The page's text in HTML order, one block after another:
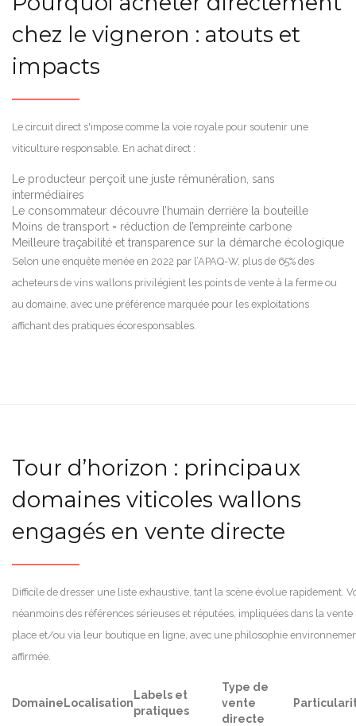
chez le vigneron : atouts et
impacts
Le circuit direct s'impose comme la voie royale pour soutenir une
viticulture responsable. En achat direct :
Le producteur perçoit une juste rémunération, sans
intermédiaires
Le consommateur découvre l’humain derrière la bouteille
Moins de transport = réduction de l’empreinte carbone
Meilleure traçabilité et transparence sur la démarche écologique
Selon une enquête menée en 2022 par l’APAQ-W, plus de 65% des
acheteurs de vins wallons privilégient les points de vente à la ferme ou
au domaine, avec une préférence marquée pour les exploitations
affichant des pratiques écoresponsables.
Tour d’horizon : principaux
domaines viticoles wallons
engagés en vente directe
Difficile de dresser une liste exhaustive, tant la scène évolue rapidement.
néanmoins des références sérieuses et réputées, impliquées dans la vente
place et/ou via leur boutique en ligne, avec une philosophie
affirmée.
Domaine Localisation
Labels et
pratiques
Type de
vente
directe